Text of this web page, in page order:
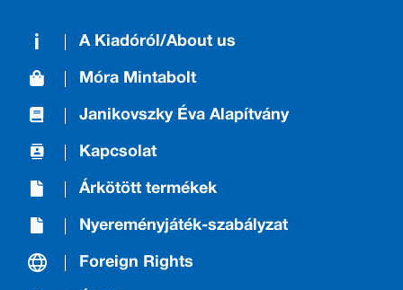
A Kiadóról/About us
Móra Mintabolt
Janikovszky Éva Alapítvány
Kapcsolat
Árkötött termékek
Nyereményjáték-szabályzat
Foreign Rights